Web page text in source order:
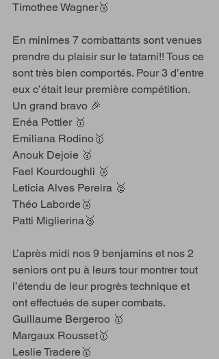
Timothee Wagner🥉
En minimes 7 combattants sont venues
prendre du plaisir sur le tatami!! Tous ce
sont très bien comportés. Pour 3 d’entre
eux c’était leur première compétition.
Un grand bravo 🎉
Enéa Pottier 🥇
Emiliana Rodino🥇
Anouk Dejoie 🥇
Fael Kourdoughli 🥈
Leticia Alves Pereira 🥈
Théo Laborde🥉
Patti Miglierina🥉
L’après midi nos 9 benjamins et nos 2
seniors ont pu à leurs tour montrer tout
l’étendu de leur progrès technique et
ont effectués de super combats.
Guillaume Bergeroo 🥇
Margaux Rousset🥇
Leslie Tradere🥇